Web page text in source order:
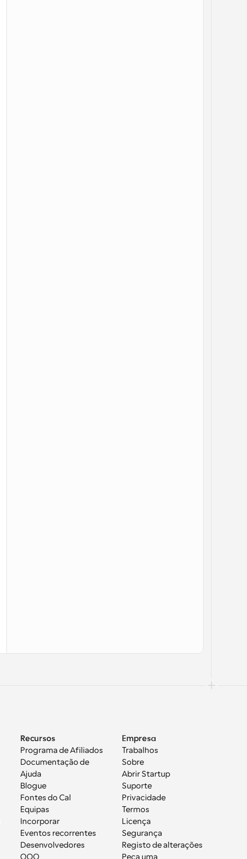
Recursos
Programa de Afiliados
Documentação de
Ajuda
Blogue
Fontes do Cal
Equipas
Incorporar
Eventos recorrentes
Desenvolvedores
OOO
Empresa
Trabalhos
Sobre
Abrir Startup
Suporte
Privacidade
Termos
Licença
Segurança
Registo de alterações
Peça uma